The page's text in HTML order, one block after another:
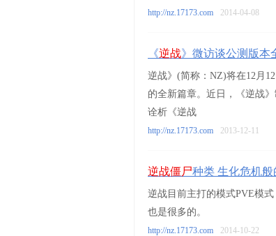
http://nz.17173.com 2014-04-08
《逆战》微访谈公测版本
逆战》(简称：NZ)将在12月
的全新篇章。近日，《逆战
诠析《逆战
http://nz.17173.com 2013-12-11
逆战僵尸种类 生化危机般
逆战目前主打的模式PVE模
也是很多的。
http://nz.17173.com 2014-10-22